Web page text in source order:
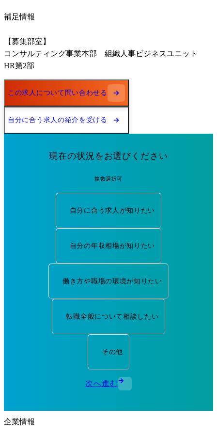
補足情報
【募集部室】
コンサルティング事業本部　組織人事ビジネスユニット
HR第2部
この求人について問い合わせる
自分に合う求人の紹介を受ける
現在の状況をお選びください
複数選択可
自分に合う求人が知りたい
自分の年収相場が知りたい
働き方や職場の環境が知りたい
転職全般について相談したい
その他
次へ進む
企業情報